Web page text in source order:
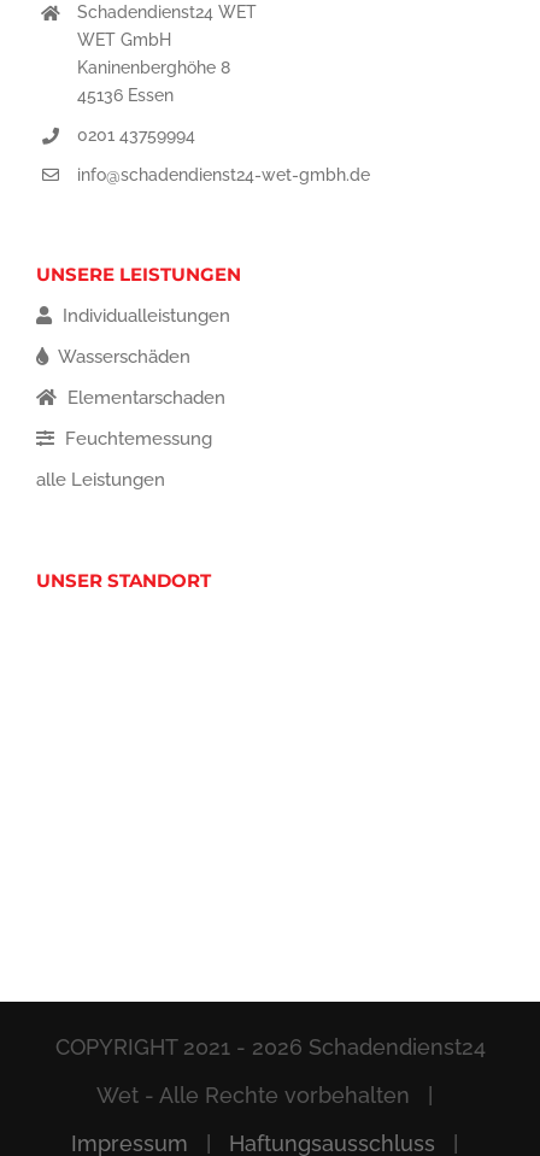
Schadendienst24 WET
WET GmbH
Kaninenberghöhe 8
45136 Essen
0201 43759994
info@schadendienst24-wet-gmbh.de
UNSERE LEISTUNGEN
Individualleistungen
Wasserschäden
Elementarschaden
Feuchtemessung
alle Leistungen
UNSER STANDORT
COPYRIGHT 2021 - 2026 Schadendienst24
Wet - Alle Rechte vorbehalten |
Impressum
Haftungsausschluss